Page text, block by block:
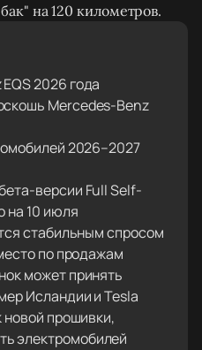
на 120 километров.
2026 года
Mercedes-Benz
2026–2027
версии Full Self-
на 10 июля
стабильным спросом
по продажам
может принять
Исландии и Tesla
новой прошивки,
электромобилей